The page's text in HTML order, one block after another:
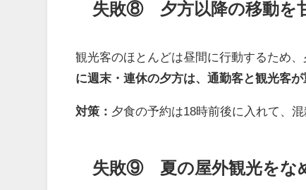
失敗⑧ 夕方以降の移動を
観光客のほとんどは昼間に行動するため
に週末・連休の夕方は、通勤客と観光客
対策： 夕食の予約は18時前後に入れて、
失敗⑨ 夏の屋外観光をな